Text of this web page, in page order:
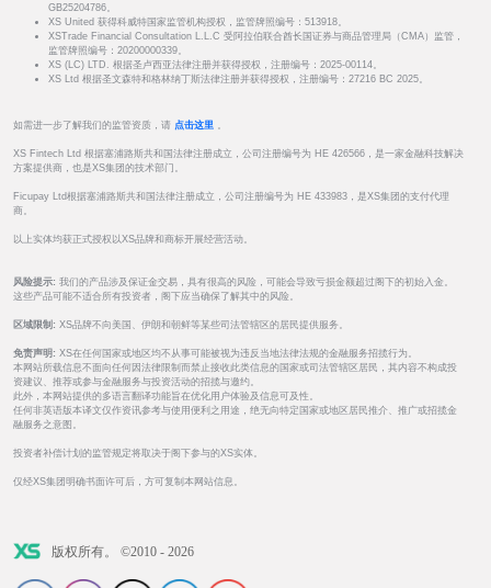
GB25204786。
XS United 获得科威特国家监管机构授权，监管牌照编号：513918。
XSTrade Financial Consultation L.L.C 受阿拉伯联合酋长国证券与商品管理局（CMA）监管，
监管牌照编号：20200000339。
XS (LC) LTD. 根据圣卢西亚法律注册并获得授权，注册编号：2025-00114。
XS Ltd 根据圣文森特和格林纳丁斯法律注册并获得授权，注册编号：27216 BC 2025。
如需进一步了解我们的监管资质，请 点击这里
XS Fintech Ltd 根据塞浦路斯共和国法律注册成立，公司注册编号为 HE 426566，是一家金融科技解决
方案提供商，也是XS集团的技术部门。
Ficupay Ltd根据塞浦路斯共和国法律注册成立，公司注册编号为 HE 433983，是XS集团的支付代理
商。
以上实体均获正式授权以XS品牌和商标开展经营活动。
风险提示: 我们的产品涉及保证金交易，具有很高的风险，可能会导致亏损金额超过阁下的初始入金。
这些产品可能不适合所有投资者，阁下应当确保了解其中的风险。
区域限制: XS品牌不向美国、伊朗和朝鲜等某些司法管辖区的居民提供服务。
免责声明: XS在任何国家或地区均不从事可能被视为违反当地法律法规的金融服务招揽行为。
本网站所载信息不面向任何因法律限制而禁止接收此类信息的国家或司法管辖区居民，其内容不构成投
资建议、推荐或参与金融服务与投资活动的招揽与邀约。
此外，本网站提供的多语言翻译功能旨在优化用户体验及信息可及性。
任何非英语版本译文仅作资讯参考与使用便利之用途，绝无向特定国家或地区居民推介、推广或招揽金
融服务之意图。
投资者补偿计划的监管规定将取决于阁下参与的XS实体。
仅经XS集团明确书面许可后，方可复制本网站信息。
版权所有。 ©2010 - 2026